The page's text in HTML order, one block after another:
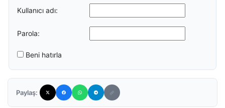
Kullanıcı adı:
Parola:
Beni hatırla
Paylaş: